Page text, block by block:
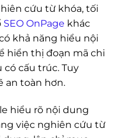
cứu từ khóa, tối
SEO OnPage khác
khả năng hiểu nội
hiển thị đoạn mã chi
cấu trúc. Tuy
an toàn hơn.
hiểu rõ nội dung
việc nghiên cứu từ